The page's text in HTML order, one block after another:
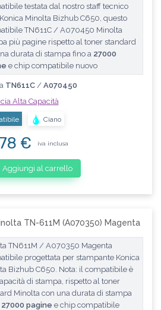
testata dal nostro staff tecnico
Minolta Bizhub C650, questo
TN611C / A070450 Minolta
più pagine rispetto al toner standard
durata di stampa fino a 27000
e chip compatibile nuovo
TN611C/ A070450
Alta Capacità
Ciano
€ iva inclusa
Aggiungi al carrello
TN-611M (A070350) Magenta
TN611M / A070350 Magenta
progettata per stampante Konica
Bizhub C650. Nota: il compatibile è
di stampa, rispetto al toner
Minolta con una durata di stampa
27000 pagine e chip compatibile